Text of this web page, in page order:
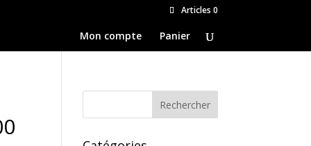
Articles 0
Mon compte Panier